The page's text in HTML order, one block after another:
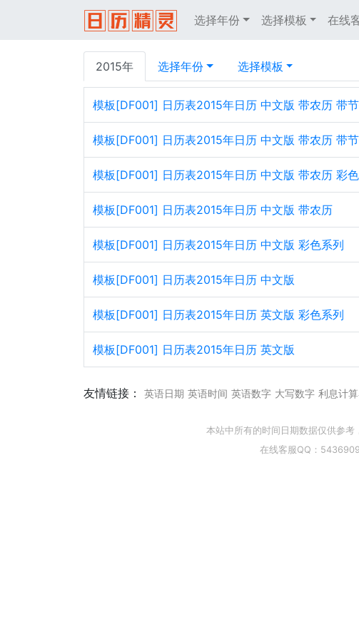
选择年份 选择模板 在线
2015年 选择年份 选择模板
模板[DF001] 日历表2015年日历 中文版 带农历 带
模板[DF001] 日历表2015年日历 中文版 带农历 带
模板[DF001] 日历表2015年日历 中文版 带农历 彩
模板[DF001] 日历表2015年日历 中文版 带农历
模板[DF001] 日历表2015年日历 中文版 彩色系列
模板[DF001] 日历表2015年日历 中文版
模板[DF001] 日历表2015年日历 英文版 彩色系列
模板[DF001] 日历表2015年日历 英文版
友情链接： 英语日期 英语时间 英语数字 大写数字 利息计
本站中所有的时间日期数据仅供参考
在线客服QQ：